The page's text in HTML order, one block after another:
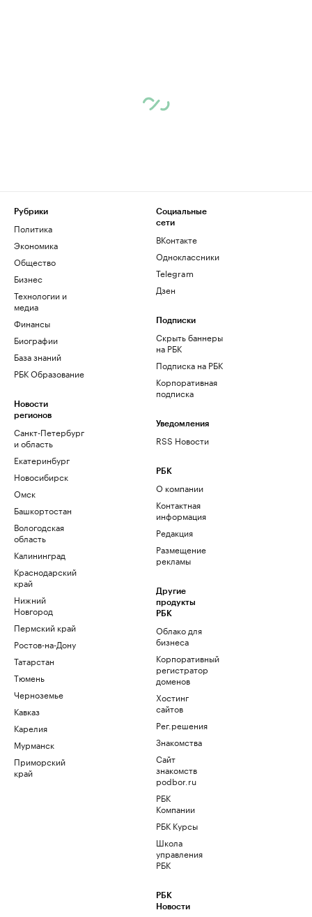
Рубрики
Политика
Экономика
Общество
Бизнес
Технологии и
медиа
Финансы
Биографии
База знаний
РБК Образование
Новости
регионов
Санкт-Петербург
и область
Екатеринбург
Новосибирск
Омск
Башкортостан
Вологодская
область
Калининград
Краснодарский
край
Нижний
Новгород
Пермский край
Ростов-на-Дону
Татарстан
Тюмень
Черноземье
Кавказ
Карелия
Мурманск
Приморский
край
Социальные
сети
ВКонтакте
Одноклассники
Telegram
Дзен
Подписки
Скрыть баннеры
на РБК
Подписка на РБК
Корпоративная
подписка
Уведомления
RSS Новости
РБК
О компании
Контактная
информация
Редакция
Размещение
рекламы
Другие
продукты
РБК
Облако для
бизнеса
Корпоративный
регистратор
доменов
Хостинг
сайтов
Рег.решения
Знакомства
Сайт
знакомств
podbor.ru
РБК
Компании
РБК Курсы
Школа
управления
РБК
РБК
Новости